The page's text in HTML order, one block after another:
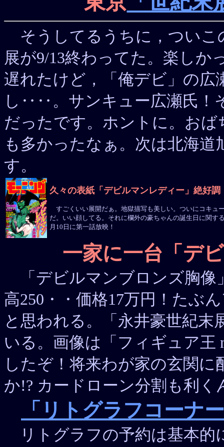
そうしてるうちに，ついこ
展が9/13終わってた。楽しか
遅れたけど，「俺デビ」の広
し‥‥。サンキュー広瀬氏！
だったです。ホントに。お
も多かったなぁ。次は北海道
す。
久々の表紙「デビルマンレディー」絶好調
すごくいい展開だぁ。地獄描写も美しい。ついにコキュ
だ。いい顔してる。それに欄外の豪ちゃんの誕生日に関す
月10日に第一話放映！
一家に一台「デ
「デビルマンブロンズ胸像
高250・・価格17万円！たぶ
と思われる。「永井豪世紀
いる。画像は「フィギュア王
したぞ！将来わが家の玄関
か!? カードローン分割も利く
「リトグラフコーナ
リトグラフの予約は基本的